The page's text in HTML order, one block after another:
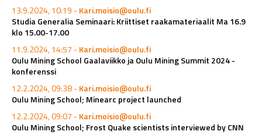
13.9.2024, 10:19 -Kari.moisio@oulu.fi
Studia Generalia Seminaari: Kriittiset raakamateriaalit Ma 16.9
klo 15.00-17.00
11.9.2024, 14:57 -Kari.moisio@oulu.fi
Oulu Mining School Gaalaviikko ja Oulu Mining Summit 2024 -
konferenssi
12.2.2024, 09:38 -Kari.moisio@oulu.fi
Oulu Mining School; Minearc project launched
12.2.2024, 09:07 -Kari.moisio@oulu.fi
Oulu Mining School; Frost Quake scientists interviewed by CNN